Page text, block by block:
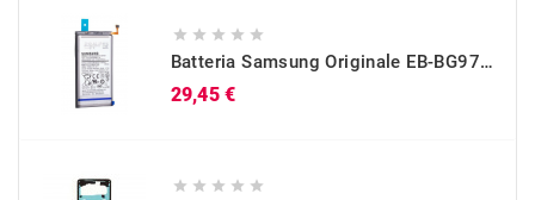
    
Batteria Samsung Originale EB-BG973ABU Per Galaxy S10 (SM-G973)
29,45 €
    